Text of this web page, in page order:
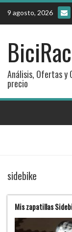
Skip
content
9 agosto, 2026
Análisis, Ofertas y
precio
sidebike
Mis zapatillas